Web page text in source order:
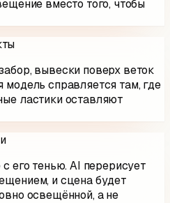
вместо того, чтобы
вывески поверх веток
справляется там, где
ластики оставляют
его тенью. AI перерисует
и сцена будет
освещённой, а не